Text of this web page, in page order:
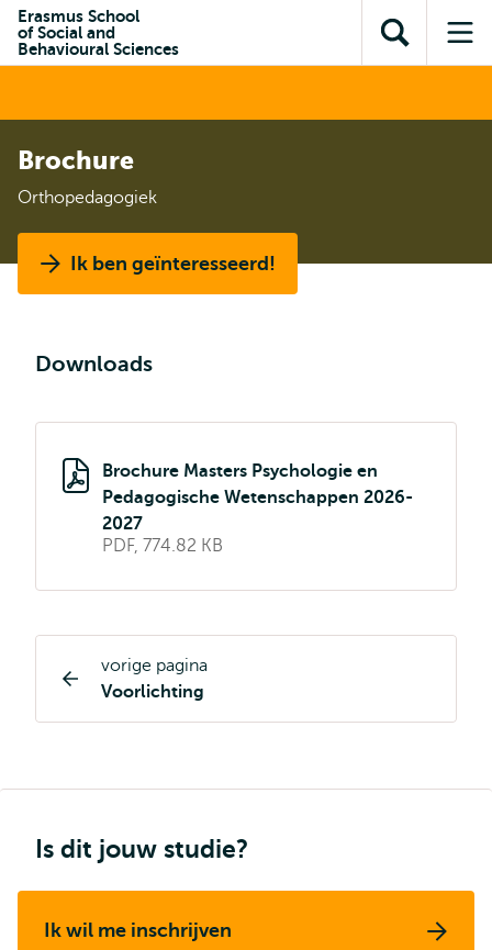
inhoud
Direct naar
subnavigatie
Erasmus School
of Social and
Behavioural Sciences
Toon
zoekveld
Brochure
Orthopedagogiek
Ik ben geïnteresseerd!
Downloads
Brochure Masters Psychologie en
Pedagogische Wetenschappen 2026-
2027
PDF, 774.82 KB
Opleiding
pagina
vorige pagina
Voorlichting
Is dit jouw studie?
Ik wil me inschrijven